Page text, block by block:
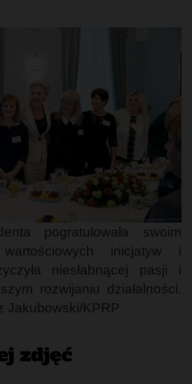
pogratulowała swoim
inicjatyw i
niesłabnącej pasji i
rozwijaniu działalności.
Jakubowski/KPRP